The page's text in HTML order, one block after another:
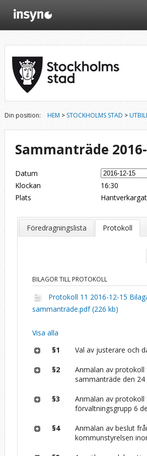
Din position: HEM > STOCKHOLMS STAD >
Sammanträde
Datum
Klockan
16:30
Plats
Föredragningslista Protokoll
BILAGOR TILL PROTOKOLL
Protokoll 11 2016-12-15
sammanträde.pdf (226 kb)
Visa alla
§1
Val av justerare och
§2
Anmälan av
sammanträde den
§3
Anmälan av
förvaltningsgrupp 6
§4
Anmälan av beslut
kommunstyrelsen